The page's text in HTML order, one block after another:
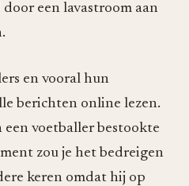
een lavastroom aan
en vooral hun
berichten online lezen.
een voetballer bestookte
zou je het bedreigen
keren omdat hij op